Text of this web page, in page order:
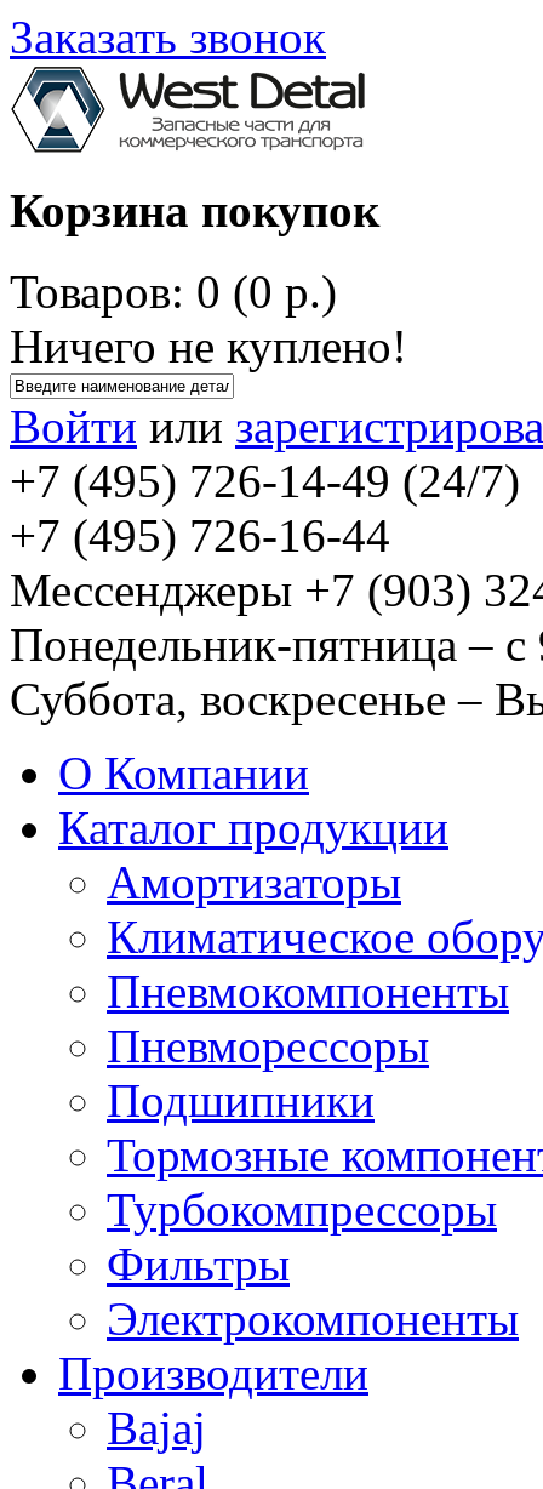
Заказать звонок
Корзина покупок
Товаров: 0 (0 р.)
Ничего не куплено!
Войти или
+7 (495) 726-14-49 (24/7)
+7 (495) 726-16-44
Мессенджеры +7 (903)
Понедельник-пятница –
Суббота, воскресенье –
О Компании
Каталог продукции
Амортизаторы
Климатическое
Пневмокомпоненты
Пневморессоры
Подшипники
Тормозные
Турбокомпрессоры
Фильтры
Электрокомпоненты
Производители
Bajaj